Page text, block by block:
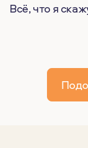
Всё, что я